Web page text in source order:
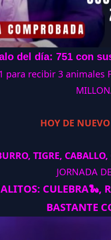
del día: 751 con
recibir 3 animales
HOY DE
TIGRE,
JORNADA
CULEBRA🐍,
BASTANTE